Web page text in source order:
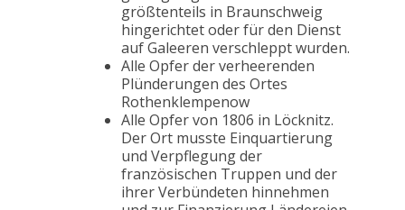
größtenteils in Braunschweig
hingerichtet oder für den Dienst
auf Galeeren verschleppt wurden.
Alle Opfer der verheerenden
Plünderungen des Ortes
Rothenklempenow
Alle Opfer von 1806 in Löcknitz.
Der Ort musste Einquartierung
und Verpflegung der
französischen Truppen und der
ihrer Verbündeten hinnehmen